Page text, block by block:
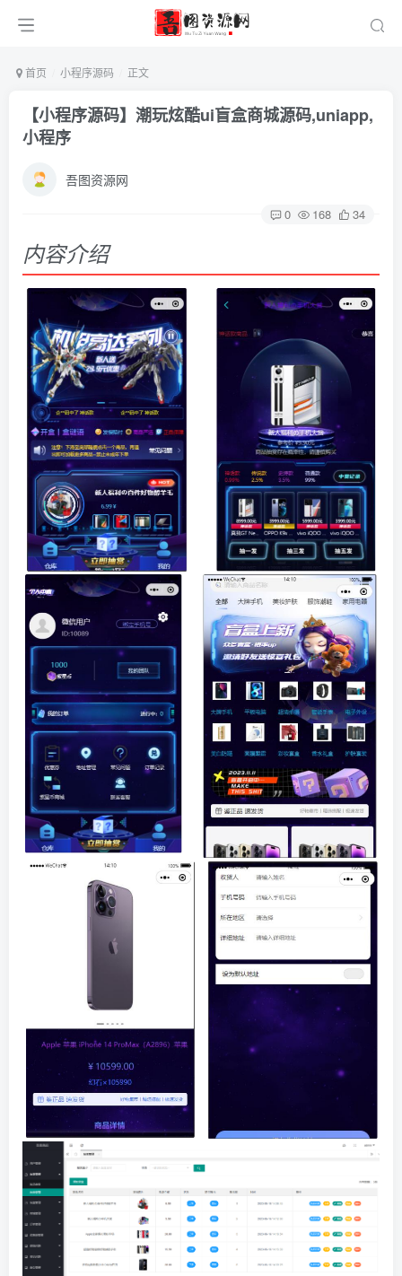
首页 小程序源码 正文
【小程序源码】潮玩炫酷ui盲盒商城源码,uniapp,
小程序
吾图资源网
0 168 34
内容介绍